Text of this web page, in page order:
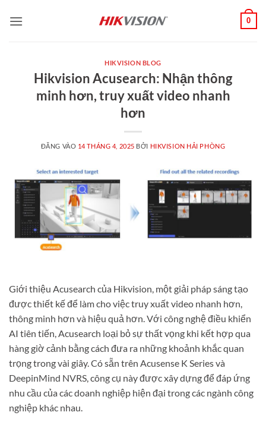
qua
0
HIKVISION BLOG
Hikvision Acusearch: Nhận thông
minh hơn, truy xuất video nhanh
hơn
ĐĂNG VÀO 14 THÁNG 4, 2025 BỞI HIKVISION HẢI PHÒNG
Giới thiệu Acusearch của Hikvision, một giải pháp sáng tạo
được thiết kế để làm cho việc truy xuất video nhanh hơn,
thông minh hơn và hiệu quả hơn. Với công nghệ điều khiển
AI tiên tiến, Acusearch loại bỏ sự thất vọng khi kết hợp qua
hàng giờ cảnh bằng cách đưa ra những khoảnh khắc quan
trọng trong vài giây. Có sẵn trên Acusense K Series và
DeepinMind NVRS, công cụ này được xây dựng để đáp ứng
nhu cầu của các doanh nghiệp hiện đại trong các ngành công
nghiệp khác nhau.